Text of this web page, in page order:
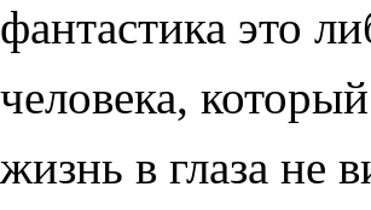
фантастика это
человека,
жизнь в глаза не